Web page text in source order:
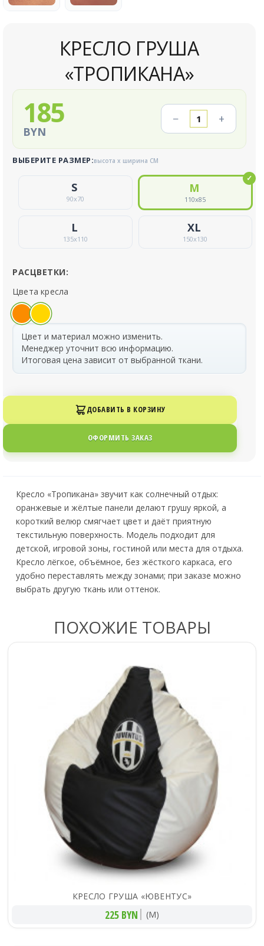
КРЕСЛО ГРУША
«ТРОПИКАНА»
185
BYN
− +
ВЫБЕРИТЕ РАЗМЕР:высота x ширина СМ
90x70 110x85
135x110 150x130
РАСЦВЕТКИ:
Цвета кресла
Цвет и материал можно изменить.
Менеджер уточнит всю информацию.
Итоговая цена зависит от выбранной ткани.
ДОБАВИТЬ В КОРЗИНУ
ОФОРМИТЬ ЗАКАЗ
Кресло «Тропикана» звучит как солнечный отдых:
оранжевые и жёлтые панели делают грушу яркой, а
короткий велюр смягчает цвет и даёт приятную
текстильную поверхность. Модель подходит для
детской, игровой зоны, гостиной или места для отдыха.
Кресло лёгкое, объёмное, без жёсткого каркаса, его
удобно переставлять между зонами; при заказе можно
выбрать другую ткань или оттенок.
ПОХОЖИЕ ТОВАРЫ
КРЕСЛО ГРУША «ЮВЕНТУС»
225 BYN (M)